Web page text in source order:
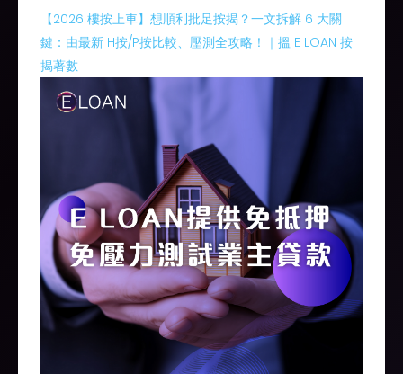
【2026 樓按上車】想順利批足按揭？一文拆解 6 大關
鍵：由最新 H按/P按比較、壓測全攻略！｜搵 E LOAN 按
揭著數